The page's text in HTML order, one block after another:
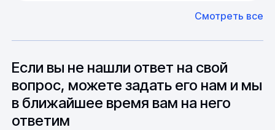
может быть сокращен до 1 недели.
до 6 месяцев производства.
вопросы связанные с документацией и
международной логистикой.
Смотреть все
Если вы не нашли ответ на свой
вопрос, можете задать его нам и мы
в ближайшее время вам на него
ответим